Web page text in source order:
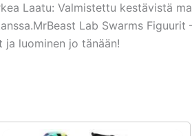
Laatu: Valmistettu kestävistä
Lab Swarms
luominen jo tänään!